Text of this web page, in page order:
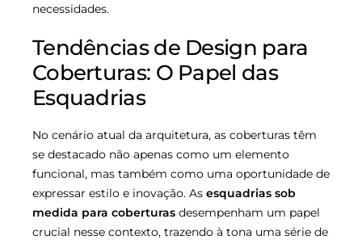
necessidades.
Tendências de Design para
Coberturas: O Papel das
Esquadrias
No cenário atual da arquitetura, as coberturas têm
se destacado não apenas como um elemento
funcional, mas também como uma oportunidade de
expressar estilo e inovação. As esquadrias sob
medida para coberturas desempenham um papel
crucial nesse contexto, trazendo à tona uma série de